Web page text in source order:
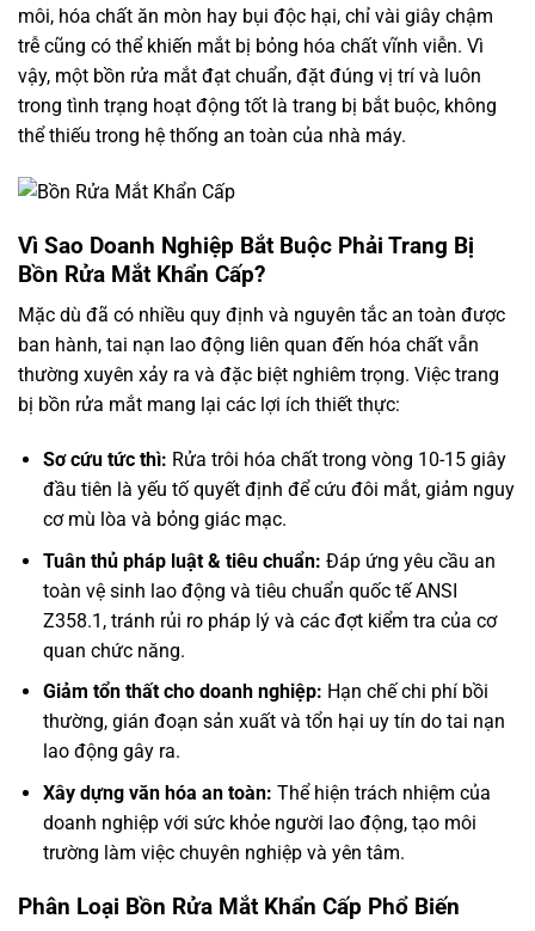
môi, hóa chất ăn mòn hay bụi độc hại, chỉ vài giây chậm
trễ cũng có thể khiến mắt bị bỏng hóa chất vĩnh viễn. Vì
vậy, một bồn rửa mắt đạt chuẩn, đặt đúng vị trí và luôn
trong tình trạng hoạt động tốt là trang bị bắt buộc, không
thể thiếu trong hệ thống an toàn của nhà máy.
Vì Sao Doanh Nghiệp Bắt Buộc Phải Trang Bị
Bồn Rửa Mắt Khẩn Cấp?
Mặc dù đã có nhiều quy định và nguyên tắc an toàn được
ban hành, tai nạn lao động liên quan đến hóa chất vẫn
thường xuyên xảy ra và đặc biệt nghiêm trọng. Việc trang
bị bồn rửa mắt mang lại các lợi ích thiết thực:
Sơ cứu tức thì: Rửa trôi hóa chất trong vòng 10-15 giây
đầu tiên là yếu tố quyết định để cứu đôi mắt, giảm nguy
cơ mù lòa và bỏng giác mạc.
Tuân thủ pháp luật & tiêu chuẩn: Đáp ứng yêu cầu an
toàn vệ sinh lao động và tiêu chuẩn quốc tế ANSI
Z358.1, tránh rủi ro pháp lý và các đợt kiểm tra của cơ
quan chức năng.
Giảm tổn thất cho doanh nghiệp: Hạn chế chi phí bồi
thường, gián đoạn sản xuất và tổn hại uy tín do tai nạn
lao động gây ra.
Xây dựng văn hóa an toàn: Thể hiện trách nhiệm của
doanh nghiệp với sức khỏe người lao động, tạo môi
trường làm việc chuyên nghiệp và yên tâm.
Phân Loại Bồn Rửa Mắt Khẩn Cấp Phổ Biến